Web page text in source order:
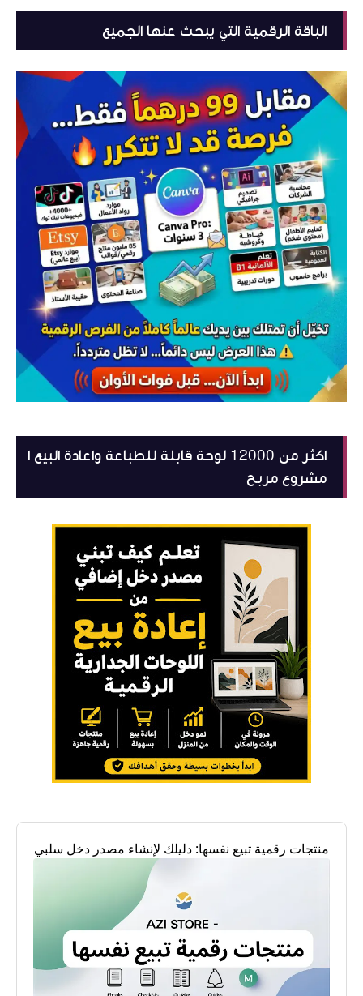
الباقة الرقمية التي يبحث عنها الجميع
اكثر من 12000 لوحة قابلة للطباعة واعادة البيع ا
مشروع مربح
منتجات رقمية تبيع نفسها: دليلك لإنشاء مصدر دخل سلبي